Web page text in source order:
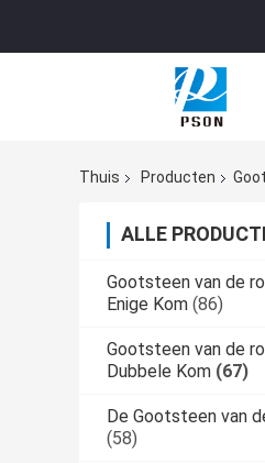
Thuis Producten
ALLE
Gootsteen van de
Enige Kom (86)
Gootsteen van de
Dubbele Kom (67)
De Gootsteen van
(58)